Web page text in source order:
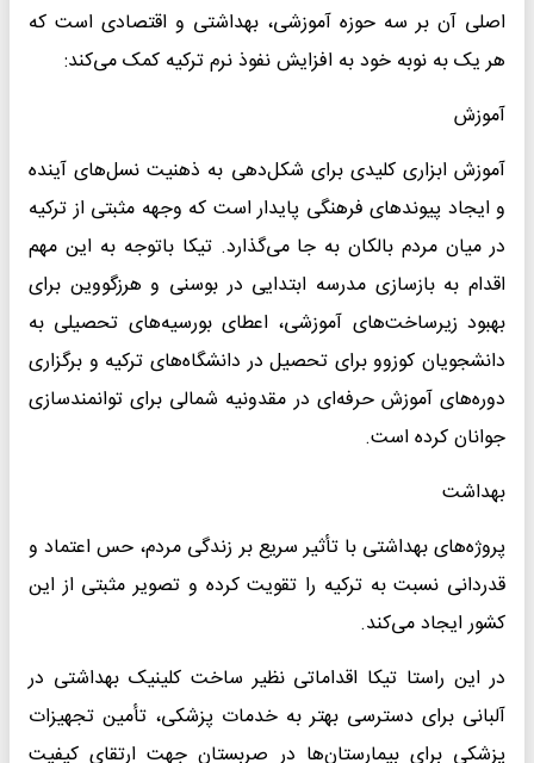
اصلی آن بر سه حوزه آموزشی، بهداشتی و اقتصادی است که
هر یک به نوبه خود به افزایش نفوذ نرم ترکیه کمک می‌کند:
آموزش
آموزش ابزاری کلیدی برای شکل‌دهی به ذهنیت نسل‌های آینده
و ایجاد پیوندهای فرهنگی پایدار است که وجهه مثبتی از ترکیه
در میان مردم بالکان به جا می‌گذارد. تیکا باتوجه به این مهم
اقدام به بازسازی مدرسه ابتدایی در بوسنی و هرزگووین برای
بهبود زیرساخت‌های آموزشی، اعطای بورسیه‌های تحصیلی به
دانشجویان کوزوو برای تحصیل در دانشگاه‌های ترکیه و برگزاری
دوره‌های آموزش حرفه‌ای در مقدونیه شمالی برای توانمندسازی
جوانان کرده است.
بهداشت
پروژه‌های بهداشتی با تأثیر سریع بر زندگی مردم، حس اعتماد و
قدردانی نسبت به ترکیه را تقویت کرده و تصویر مثبتی از این
کشور ایجاد می‌کند.
در این راستا تیکا اقداماتی نظیر ساخت کلینیک بهداشتی در
آلبانی برای دسترسی بهتر به خدمات پزشکی، تأمین تجهیزات
پزشکی برای بیمارستان‌ها در صربستان جهت ارتقای کیفیت